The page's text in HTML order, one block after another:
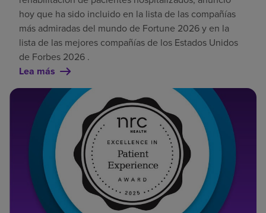
hoy que ha sido incluido en la lista de las compañías
más admiradas del mundo de Fortune 2026 y en la
lista de las mejores compañías de los Estados Unidos
de Forbes 2026 .
Lea más